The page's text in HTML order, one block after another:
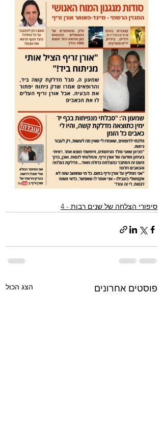
סיפורי הצלחה של שנים רבות - 4
פוסטים אחרונים הצג הכול